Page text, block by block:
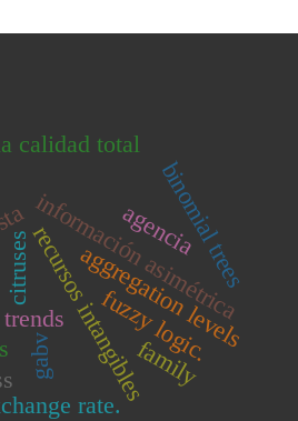
recursos intangibles
información asimétrica
agencia
calidad total
gabv
aggregation levels
rate.
binomial trees
fuzzy logic.
citruses
family